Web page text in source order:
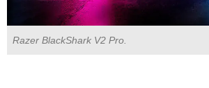
Razer BlackShark V2 Pro.